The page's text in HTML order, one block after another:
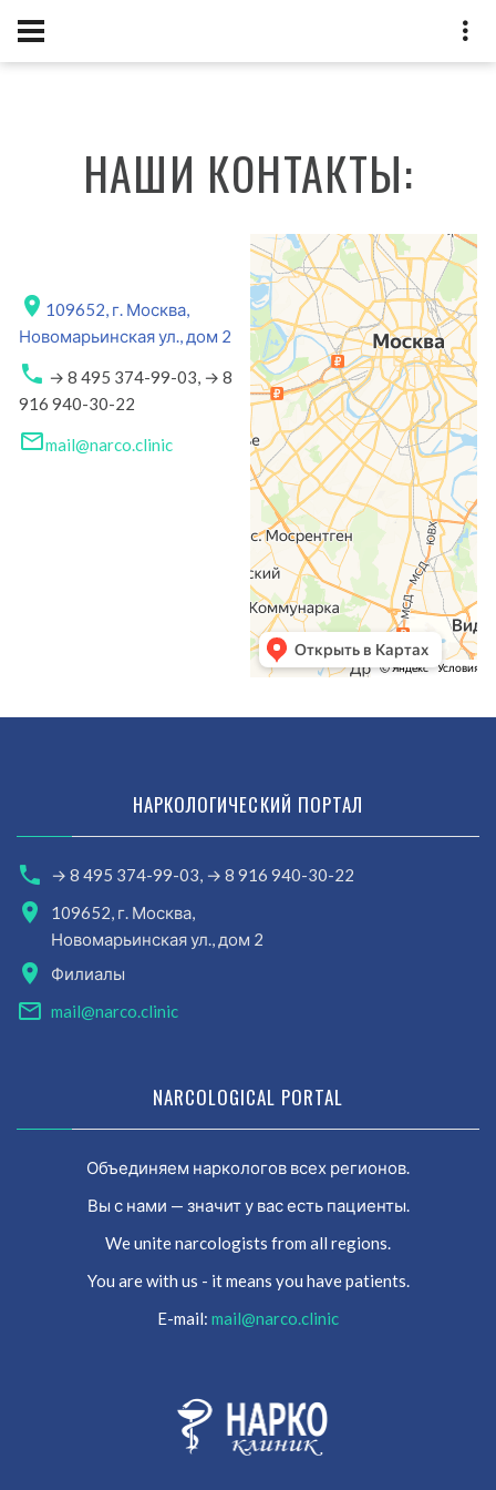
НАШИ КОНТАКТЫ:
109652, г. Москва,
Новомарьинская ул., дом 2
→ 8 495 374-99-03, → 8
916 940-30-22
mail@narco.clinic
НАРКОЛОГИЧЕСКИЙ ПОРТАЛ
→ 8 495 374-99-03, → 8 916 940-30-22
109652, г. Москва,
Новомарьинская ул., дом 2
Филиалы
mail@narco.clinic
NARCOLOGICAL PORTAL
Объединяем наркологов всех регионов.
Вы с нами — значит у вас есть пациенты.
We unite narcologists from all regions.
You are with us - it means you have patients.
E-mail: mail@narco.clinic